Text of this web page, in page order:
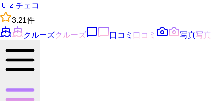
🇨🇿チェコ
3.21件
クルーズクルーズ 口コミ 口コミ 写真写真